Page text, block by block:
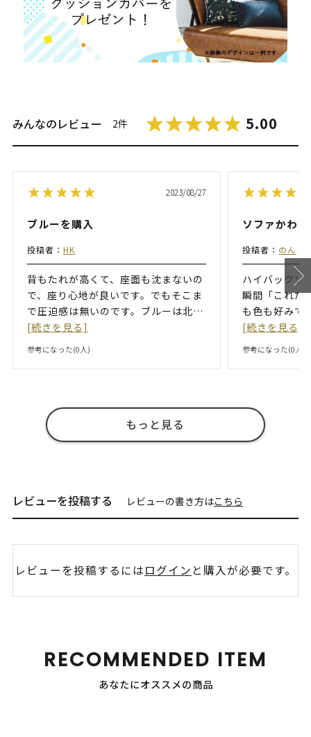
みんなのレビュー 2件 5.00
2023/08/27
ブルーを購入
投稿者： HK
背もたれが高くて、座面も沈まないの
で、座り心地が良いです。でもそこま
で圧迫感は無いのです。ブルーは北…
[続きを見る]
参考になった(0人)
ソファかわ
投稿者： のん
ハイバックソ
瞬間「これだ
も色も好みで
[続きを見る]
参考になった(0人)
もっと見る
レビューを投稿する レビューの書き方はこちら
レビューを投稿するにはログイン と購入が必要です。
RECOMMENDED ITEM
あなたにオススメの商品